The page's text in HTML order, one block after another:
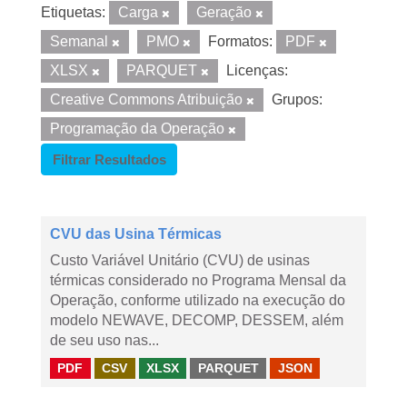
Etiquetas: Carga
Geração
Semanal
PMO Formatos:
PDF
XLSX
PARQUET
Licenças:
Creative Commons Atribuição
Grupos:
Programação da Operação
Filtrar Resultados
CVU das Usina Térmicas
Custo Variável Unitário (CVU) de usinas
térmicas considerado no Programa Mensal da
Operação, conforme utilizado na execução do
modelo NEWAVE, DECOMP, DESSEM, além
de seu uso nas...
PDF CSV XLSX PARQUET JSON